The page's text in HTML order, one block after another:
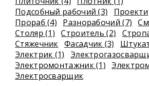
Подсобный рабочий (3)
Прораб (4)
Разнорабочий (7)
Столяр (1)
Строитель (2)
Стяжечник Фасадчик (3)
Электрик (1)
Электромонтажник (1)
Электросварщик